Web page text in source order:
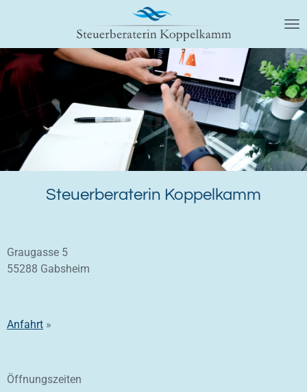
springen
Steuerberaterin Koppelkamm
Graugasse 5
55288 Gabsheim
Anfahrt »
Öffnungszeiten